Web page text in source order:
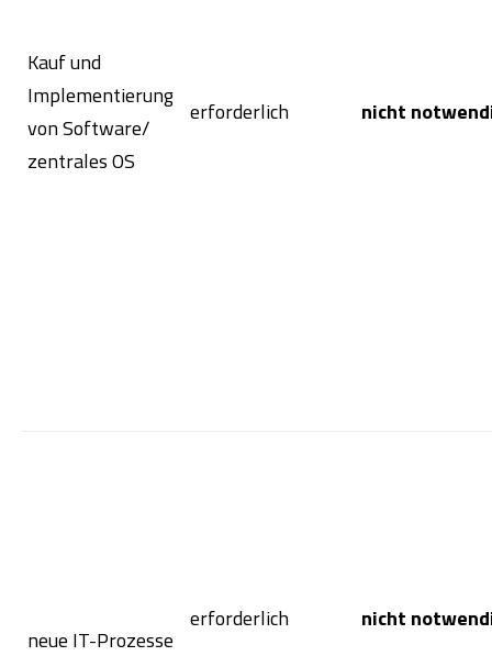
Kauf und
Implementierung
von Software/
zentrales OS
erforderlich nicht
neue IT-Prozesse
erforderlich nicht